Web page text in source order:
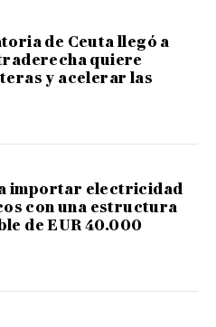
de Ceuta llegó a
quiere
y acelerar las
importar electricidad
con una estructura
de EUR 40.000